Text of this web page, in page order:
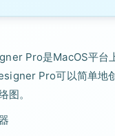
Pro是MacOS平台
Pro可以简单地
图。